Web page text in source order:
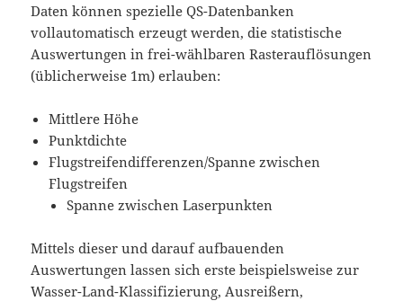
Daten können spezielle QS-Datenbanken
vollautomatisch erzeugt werden, die statistische
Auswertungen in frei-wählbaren Rasterauflösungen
(üblicherweise 1m) erlauben:
Mittlere Höhe
Punktdichte
Flugstreifendifferenzen/Spanne zwischen
Flugstreifen
Spanne zwischen Laserpunkten
Mittels dieser und darauf aufbauenden
Auswertungen lassen sich erste beispielsweise zur
Wasser-Land-Klassifizierung, Ausreißern,